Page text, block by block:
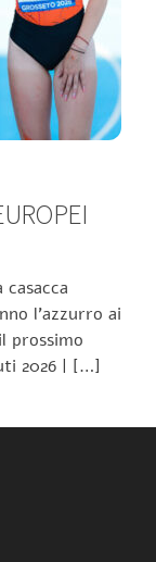
l’azzurro ai
prossimo
2026 | […]